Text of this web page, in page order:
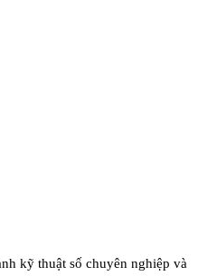
kỹ thuật số chuyên nghiệp và